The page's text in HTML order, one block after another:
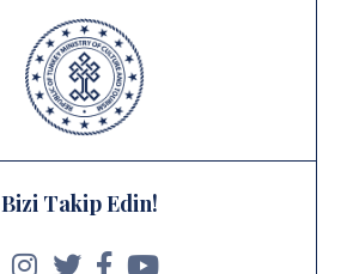
Bizi Takip Edin!